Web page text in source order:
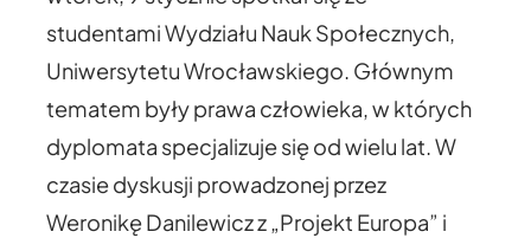
studentami Wydziału Nauk Społecznych,
Uniwersytetu Wrocławskiego. Głównym
tematem były prawa człowieka, w których
dyplomata specjalizuje się od wielu lat. W
czasie dyskusji prowadzonej przez
Weronikę Danilewicz z „Projekt Europa” i